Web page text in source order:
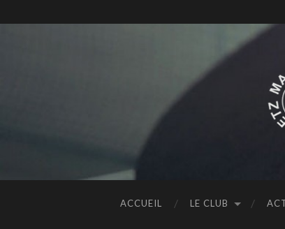
ACCUEIL LE CLUB